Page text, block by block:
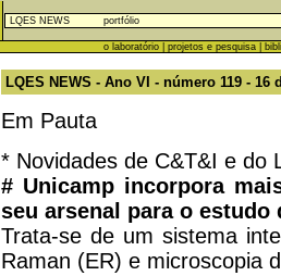
LQES NEWS portfólio
o laboratório projetos e pesquisa
LQES NEWS - Ano VI - número 119 - 16
Em Pauta
* Novidades de C&T&I e do
# Unicamp incorpora
seu arsenal para o estudo
Trata-se de um sistema
Raman (ER) e microscopia